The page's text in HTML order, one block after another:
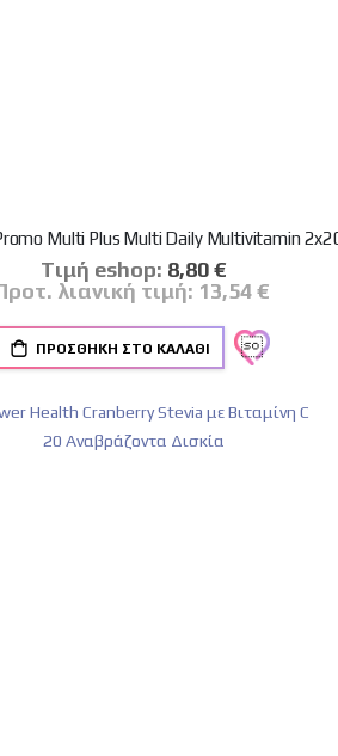
Multi Plus Multi Daily Multivitamin
Tιμή eshop: Ειδική
Τιμή
8,80 €
λιανική τιμή: 13,54 €
ΠΡΟΣΘΉΚΗ ΣΤΟ ΚΑΛΆΘΙ